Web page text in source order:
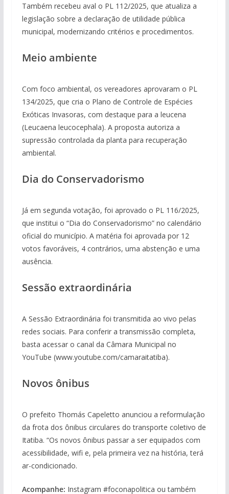
Também recebeu aval o PL 112/2025, que atualiza a
legislação sobre a declaração de utilidade pública
municipal, modernizando critérios e procedimentos.
Meio ambiente
Com foco ambiental, os vereadores aprovaram o PL
134/2025, que cria o Plano de Controle de Espécies
Exóticas Invasoras, com destaque para a leucena
(Leucaena leucocephala). A proposta autoriza a
supressão controlada da planta para recuperação
ambiental.
Dia do Conservadorismo
Já em segunda votação, foi aprovado o PL 116/2025,
que institui o “Dia do Conservadorismo” no calendário
oficial do município. A matéria foi aprovada por 12
votos favoráveis, 4 contrários, uma abstenção e uma
ausência.
Sessão extraordinária
A Sessão Extraordinária foi transmitida ao vivo pelas
redes sociais. Para conferir a transmissão completa,
basta acessar o canal da Câmara Municipal no
YouTube (www.youtube.com/camaraitatiba).
Novos ônibus
O prefeito Thomás Capeletto anunciou a reformulação
da frota dos ônibus circulares do transporte coletivo de
Itatiba. “Os novos ônibus passar a ser equipados com
acessibilidade, wifi e, pela primeira vez na história, terá
ar-condicionado.
Acompanhe: Instagram #foconapolitica ou também